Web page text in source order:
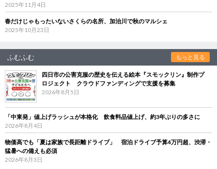
2025年11月4日
春だけじゃもったいないさくらの名所、加治川で秋のマルシェ
2025年10月23日
ふむふむ もっと見る
四日市の公害克服の歴史を伝える絵本『スモックリン』制作プ
ロジェクト クラウドファンディングで支援を募集
2026年8月5日
「中東発」値上げラッシュが本格化 飲食料品値上げ、約3年ぶりの多さに
2026年8月4日
物価高でも「夏は家族で長距離ドライブ」 宿泊ドライブ予算4万円超、渋滞・
猛暑への備えも必須
2026年8月3日